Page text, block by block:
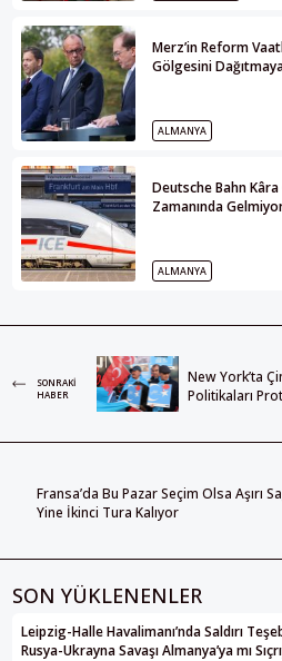
Merz’in Reform
Gölgesini
ALMANYA
Deutsche Bahn
Zamanında
ALMANYA
SONRAKI
HABER
New York’ta
Politikaları
Fransa’da Bu Pazar Seçim Olsa Aşırı
Yine İkinci Tura Kalıyor
SON YÜKLENENLER
Leipzig-Halle Havalimanı’nda Saldırı
Rusya-Ukrayna Savaşı Almanya’ya mı